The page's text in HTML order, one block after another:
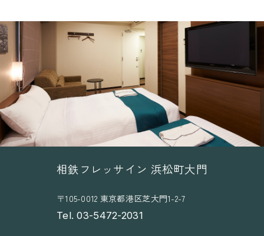
相鉄フレッサイン 浜松町大門
〒105-0012 東京都港区芝大門1-2-7
Tel. 03-5472-2031